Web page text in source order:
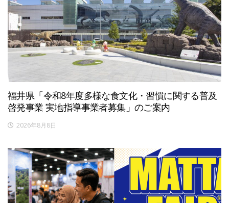
福井県「令和8年度多様な食文化・習慣に関する普及
啓発事業 実地指導事業者募集」のご案内
2026年8月8日